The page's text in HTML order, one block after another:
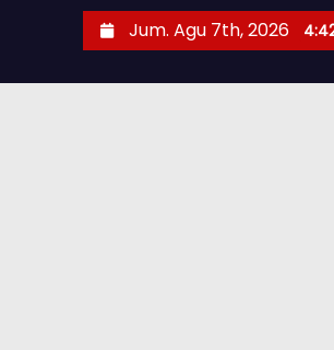
Jum. Agu 7th, 2026